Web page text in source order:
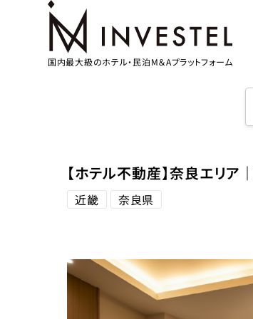
国内最大級のホテル・民泊M＆Aプラットフォーム
【ホテル不動産】奈良エリ
近畿 奈良県